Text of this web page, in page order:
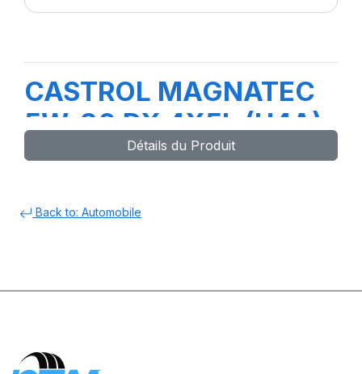
CASTROL MAGNATEC
5W-30 DX 4X5L (H4A)
Détails du Produit
Back to: Automobile